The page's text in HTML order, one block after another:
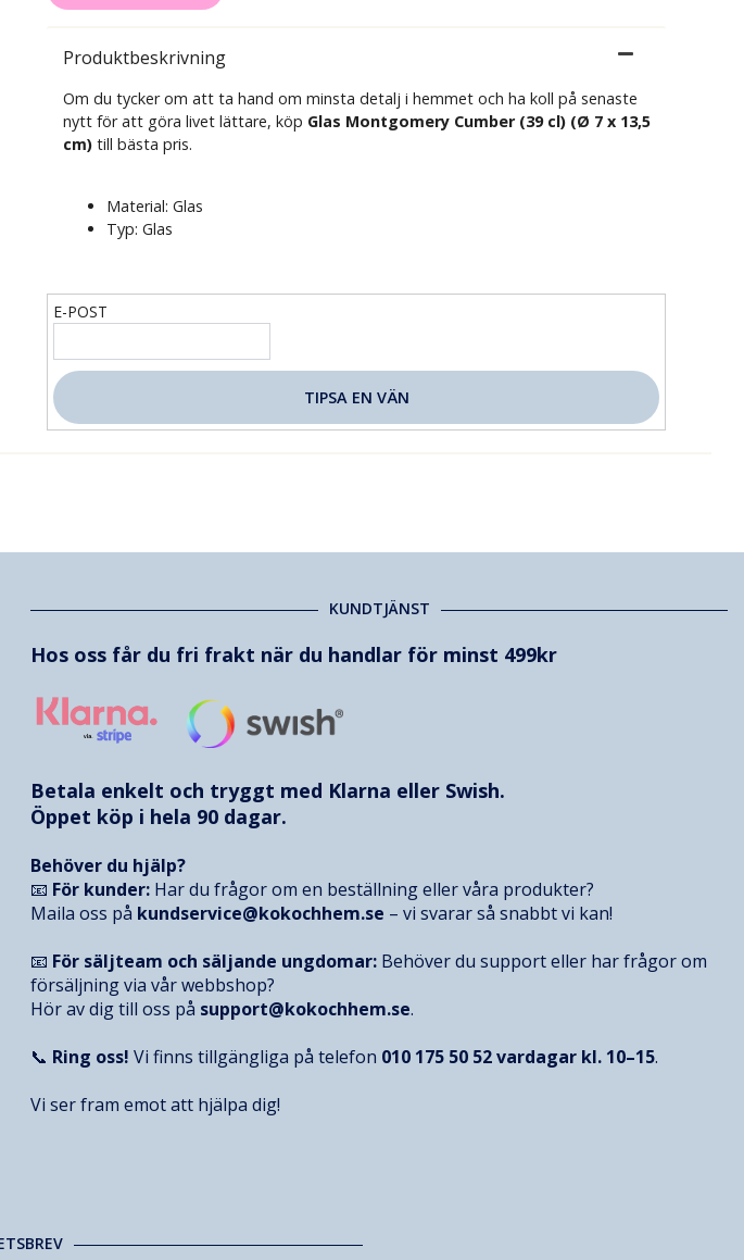
Produktbeskrivning
Om du tycker om att ta hand om minsta detalj i hemmet och ha koll på senaste
nytt för att göra livet lättare, köp Glas Montgomery Cumber (39 cl) (Ø 7 x 13,5
cm) till bästa pris.
Material: Glas
Typ: Glas
E-POST
KUNDTJÄNST
Hos oss får du fri frakt när du handlar för minst 499kr
Betala enkelt och tryggt med Klarna eller Swish.
Öppet köp i hela 90 dagar.
Behöver du hjälp?
📧 För kunder: Har du frågor om en beställning eller våra produkter?
Maila oss på kundservice@kokochhem.se – vi svarar så snabbt vi kan!
📧 För säljteam och säljande ungdomar: Behöver du support eller har frågor om
försäljning via vår webbshop?
Hör av dig till oss på support@kokochhem.se.
📞 Ring oss! Vi finns tillgängliga på telefon 010 175 50 52vardagar kl. 10–15.
Vi ser fram emot att hjälpa dig!